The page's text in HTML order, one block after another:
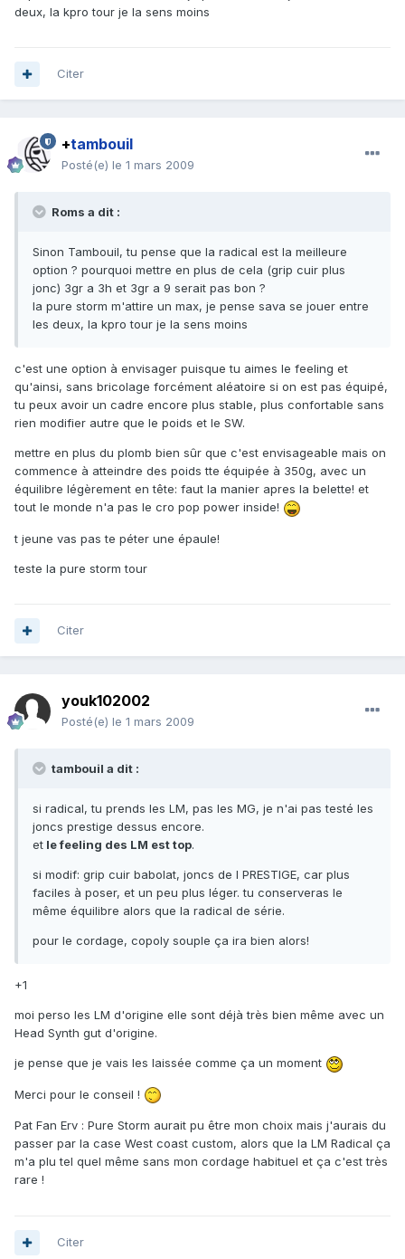
deux, la kpro tour je la sens moins
Citer
+tambouil
Posté(e) le 1 mars 2009
Roms a dit :
Sinon Tambouil, tu pense que la radical est la meilleure
option ? pourquoi mettre en plus de cela (grip cuir plus
jonc) 3gr a 3h et 3gr a 9 serait pas bon ?
la pure storm m'attire un max, je pense sava se jouer entre
les deux, la kpro tour je la sens moins
c'est une option à envisager puisque tu aimes le feeling et
qu'ainsi, sans bricolage forcément aléatoire si on est pas équipé,
tu peux avoir un cadre encore plus stable, plus confortable sans
rien modifier autre que le poids et le SW.
mettre en plus du plomb bien sûr que c'est envisageable mais on
commence à atteindre des poids tte équipée à 350g, avec un
équilibre légèrement en tête: faut la manier apres la belette! et
tout le monde n'a pas le cro pop power inside!
t jeune vas pas te péter une épaule!
teste la pure storm tour
Citer
youk102002
Posté(e) le 1 mars 2009
tambouil a dit :
si radical, tu prends les LM, pas les MG, je n'ai pas testé les
joncs prestige dessus encore.
et le feeling des LM est top.
si modif: grip cuir babolat, joncs de I PRESTIGE, car plus
faciles à poser, et un peu plus léger. tu conserveras le
même équilibre alors que la radical de série.
pour le cordage, copoly souple ça ira bien alors!
+1
moi perso les LM d'origine elle sont déjà très bien même avec un
Head Synth gut d'origine.
je pense que je vais les laissée comme ça un moment
Merci pour le conseil !
Pat Fan Erv : Pure Storm aurait pu être mon choix mais j'aurais du
passer par la case West coast custom, alors que la LM Radical ça
m'a plu tel quel même sans mon cordage habituel et ça c'est très
rare !
Citer